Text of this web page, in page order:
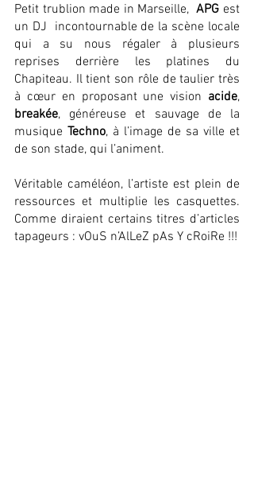
Petit trublion made in Marseille, APG est
un DJ  incontournable de la scène locale
qui a su nous régaler à plusieurs
reprises derrière les platines du
Chapiteau. Il tient son rôle de taulier très
à cœur en proposant une vision acide
breakée, généreuse et sauvage de la
musique Techno, à l’image de sa ville et
de son stade, qui l’animent.
Véritable caméléon, l’artiste est plein de
ressources et multiplie les casquettes.
Comme diraient certains titres d’articles
tapageurs : vOuS n’AlLeZ pAs Y cRoiRe !!!